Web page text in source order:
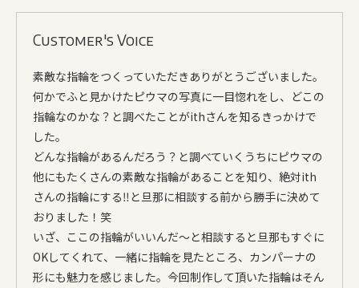
Customer's Voice
素敵な指輪をつくっていただきありがとうございました。
何かでふと見かけたピウマの写真に一目惚れをし、どこの
指輪なのかな？と調べたことがithさんを知るきっかけで
した。
どんな指輪があるんだろう？と調べていくうちにピウマの
他にもたくさんの素敵な指輪があることを知り、絶対ith
さんの指輪にする‼︎と旦那に相談する前から勝手に決めて
おりました！笑
いざ、ここの指輪がいいんだ〜と相談すると旦那もすぐに
OKしてくれて、一緒に指輪を見たところ、カンパーナの
形にも魅力を感じました。今回制作して頂いた指輪はそん